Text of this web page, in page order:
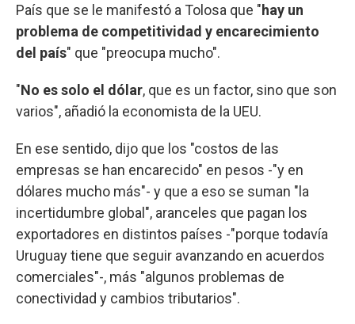
País que se le manifestó a Tolosa que "hay un
problema de competitividad y encarecimiento
del país" que "preocupa mucho".
"No es solo el dólar, que es un factor, sino que son
varios", añadió la economista de la UEU.
En ese sentido, dijo que los "costos de las
empresas se han encarecido" en pesos -"y en
dólares mucho más"- y que a eso se suman "la
incertidumbre global", aranceles que pagan los
exportadores en distintos países -"porque todavía
Uruguay tiene que seguir avanzando en acuerdos
comerciales"-, más "algunos problemas de
conectividad y cambios tributarios".